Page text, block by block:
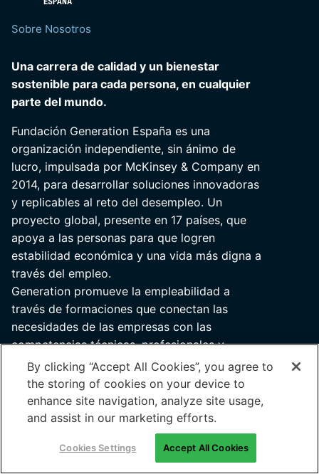
Sobre Nosotros
Una carrera de calidad y un bienestar
sostenible para cada persona, en cualquier
parte del mundo.
Fundación Generation España es una
organización independiente, sin ánimo de
lucro, impulsada por McKinsey & Company en
2014, para desarrollar soluciones innovadoras
y replicables al reto del desempleo. Un
proyecto global, presente en 17 países, que
apoya a las personas para que logren
estabilidad económica y una vida más digna a
través del empleo.
Generation promueve la empleabilidad a
través de formaciones que conectan las
necesidades de las empresas con las
competencias técnicas, profesionales y
sociales de los participantes.
Una iniciativa comprometida a empoderar a
las personas para que puedan alcanzar
carreras profesionales de calidad, sostenibles
y con impacto, garantizando el principio de
equidad e inclusión.
By clicking “Accept All Cookies”, you agree to
the storing of cookies on your device to
enhance site navigation, analyze site usage,
and assist in our marketing efforts.
Cookies Settings Accept All Cookies